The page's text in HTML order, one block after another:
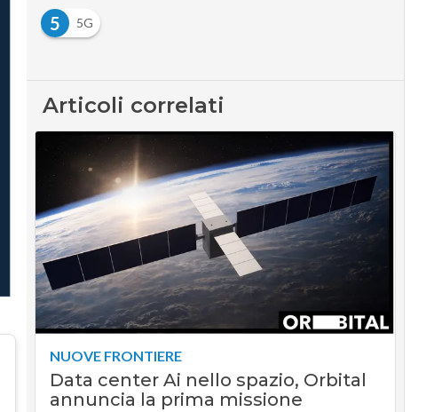
5
5G
Articoli correlati
NUOVE FRONTIERE
Data center Ai nello spazio, Orbital
annuncia la prima missione